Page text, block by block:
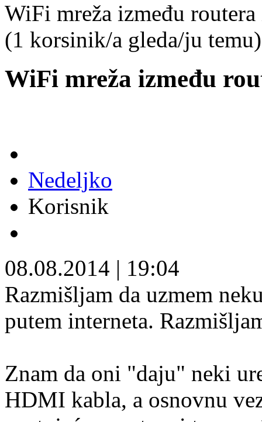
WiFi mreža između
(1 korsinik/a gleda/ju
WiFi mreža između
Nedeljko
Korisnik
08.08.2014 | 19:04
Razmišljam da uzmem
putem interneta.
Znam da oni "daju" neki
HDMI kabla, a osnovnu